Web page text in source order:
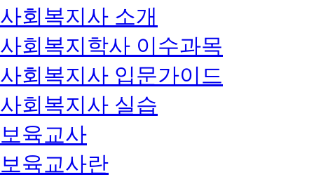
사회복지사 소개
사회복지학사 이수과목
사회복지사 입문가이드
사회복지사 실습
보육교사
보육교사란